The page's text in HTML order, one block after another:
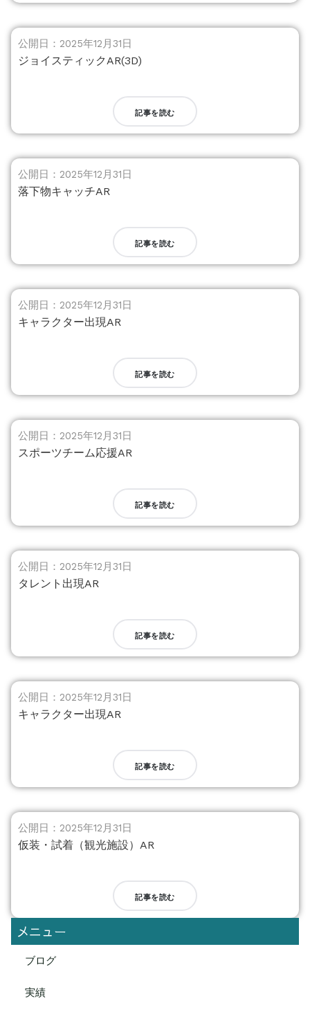
公開日：2025年12月31日
ジョイスティックAR(3D)
記事を読む
公開日：2025年12月31日
落下物キャッチAR
記事を読む
公開日：2025年12月31日
キャラクター出現AR
記事を読む
公開日：2025年12月31日
スポーツチーム応援AR
記事を読む
公開日：2025年12月31日
タレント出現AR
記事を読む
公開日：2025年12月31日
キャラクター出現AR
記事を読む
公開日：2025年12月31日
仮装・試着（観光施設）AR
記事を読む
メニュー
ブログ
実績